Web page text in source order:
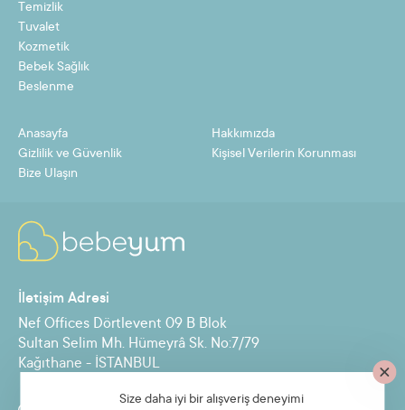
Temizlik
Tuvalet
Kozmetik
Bebek Sağlık
Beslenme
Anasayfa
Hakkımızda
Gizlilik ve Güvenlik
Kişisel Verilerin Korunması
Bize Ulaşın
İletişim Adresi
Nef Offices Dörtlevent 09 B Blok
Sultan Selim Mh. Hümeyrâ Sk. No:7/79
Kağıthane - İSTANBUL
Size daha iyi bir alışveriş deneyimi